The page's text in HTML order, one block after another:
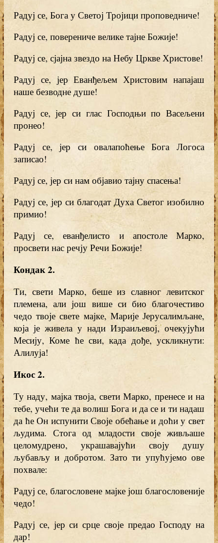
Радуј се, Бога у Светој Тројици проповедниче!
Радуј се, поверениче велике тајне Божије!
Радуј се, сјајна звездо на Небу Цркве Христове!
Радуј се, јер Еванђељем Христовим напајаш
наше безводне душе!
Радуј се, јер си глас Господњи по Васељени
пронео!
Радуј се, јер си овалапоћење Бога Логоса
записао!
Радуј се, јер си нам објавио тајну спасења!
Радуј се, јер си благодат Духа Светог изобилно
примио!
Радуј се, еванђелисто и апостоле Марко,
просвети нас речју Речи Божије!
Кондак 2.
Ти, свети Марко, беше из славног левитског
племена, али још више си био благочестиво
чедо твоје свете мајке, Марије Јерусалимљане,
која је живела у нади Израиљевој, очекујући
Месију, Коме ће сви, када дође, ускликнути:
Алилуја!
Икос 2.
Ту наду, мајка твоја, свети Марко, пренесе и на
тебе, учећи те да волиш Бога и да се и ти надаш
да ће Он испунити Своје обећање и доћи у свет
људима. Стога од младости своје живљаше
целомудрено, украшавајући своју душу
љубављу и добротом. Зато ти упућујемо ове
похвале:
Радуј се, благословене мајке још благословеније
чедо!
Радуј се, јер си срце своје предао Господу на
дар!